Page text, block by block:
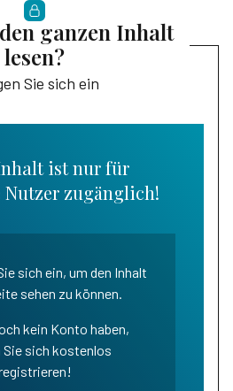
ganzen Inhalt
lesen?
Sie sich ein
ist nur für
zugänglich!
sich ein, um den Inhalt
sehen zu können.
kein Konto haben,
Sie sich kostenlos